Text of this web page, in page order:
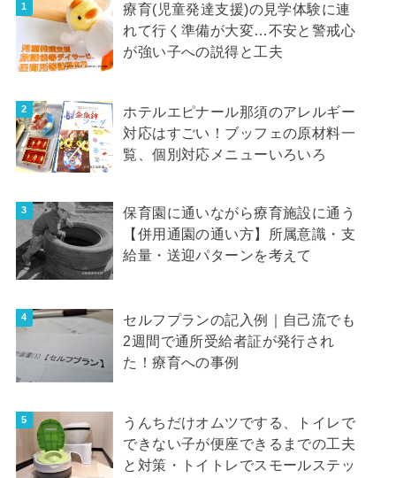
療育(児童発達支援)の見学体験に連
れて行く準備が大変…不安と警戒心
が強い子への説得と工夫
ホテルエピナール那須のアレルギー
対応はすごい！ブッフェの原材料一
覧、個別対応メニューいろいろ
保育園に通いながら療育施設に通う
【併用通園の通い方】所属意識・支
給量・送迎パターンを考えて
セルフプランの記入例｜自己流でも
2週間で通所受給者証が発行され
た！療育への事例
うんちだけオムツでする、トイレで
できない子が便座できるまでの工夫
と対策・トイトレでスモールステッ